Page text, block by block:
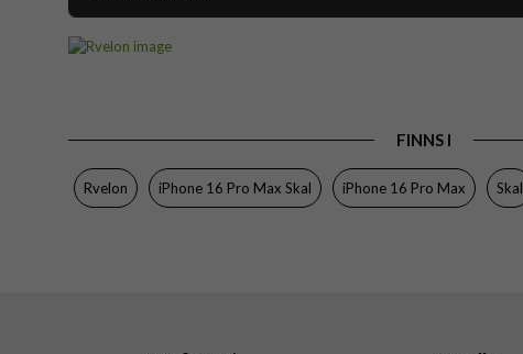
Egenskaper
Färg
Material
FINNS I
Rvelon iPhone 16 Pro Max Skal iPhone 16 Pro Max Skal